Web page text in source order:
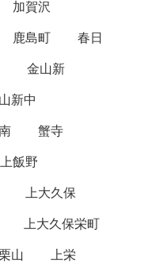
加賀沢
鹿島町
春日
金山新
新中
蟹寺
上飯野
上大久保
上大久保栄町
山
上栄